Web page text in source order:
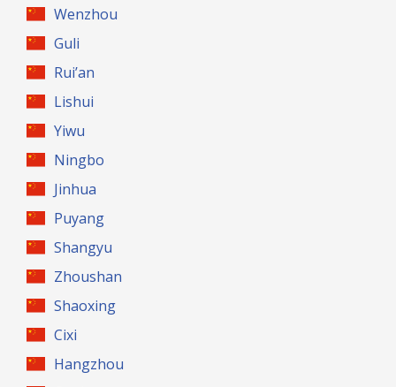
Wenzhou
Guli
Rui’an
Lishui
Yiwu
Ningbo
Jinhua
Puyang
Shangyu
Zhoushan
Shaoxing
Cixi
Hangzhou